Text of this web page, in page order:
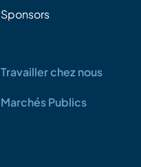
Sponsors
Travailler chez nous
Marchés Publics